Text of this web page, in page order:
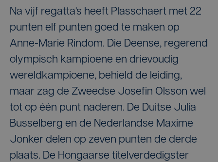
Na vijf regatta's heeft Plasschaert met 22
punten elf punten goed te maken op
Anne-Marie Rindom. Die Deense, regerend
olympisch kampioene en drievoudig
wereldkampioene, behield de leiding,
maar zag de Zweedse Josefin Olsson wel
tot op één punt naderen. De Duitse Julia
Busselberg en de Nederlandse Maxime
Jonker delen op zeven punten de derde
plaats. De Hongaarse titelverdedigster